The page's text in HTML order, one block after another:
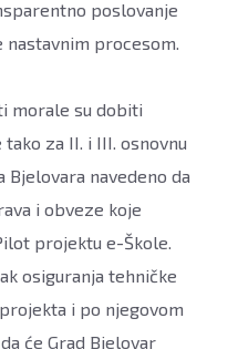
poslovanje
procesom.
morale su dobiti
za II. i III. osnovnu
Bjelovara navedeno da
i obveze koje
projektu e-Škole.
osiguranja tehničke
i po njegovom
će Grad Bjelovar